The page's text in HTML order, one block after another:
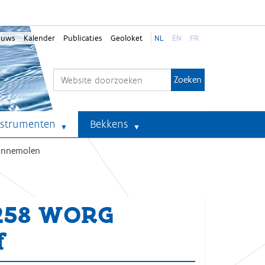
Kalender Publicaties Geoloket NL EN FR
Bekkens
WORG